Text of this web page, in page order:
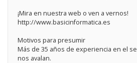
¡Mira en nuestra web o ven a vernos!
http://www.basicinformatica.es
Motivos para presumir
Más de 35 años de experiencia en el
nos avalan.